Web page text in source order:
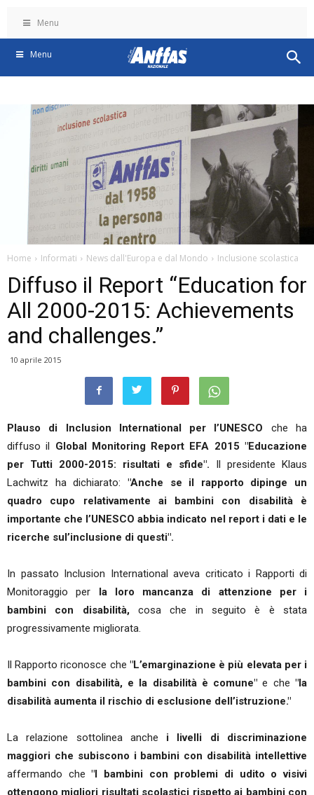
Menu
Menu
Home Informati News dall'Europa e dal Mondo Inclusione scolastica
Diffuso il Report “Education for
All 2000-2015: Achievements
and challenges.”
10 aprile 2015
Plauso di Inclusion International per l’UNESCO che ha
diffuso il Global Monitoring Report EFA 2015 "Educazione
per Tutti 2000-2015: risultati e sfide". Il presidente Klaus
Lachwitz ha dichiarato: "Anche se il rapporto dipinge un
quadro cupo relativamente ai bambini con disabilità è
importante che l’UNESCO abbia indicato nel report i dati e le
ricerche sul’inclusione di questi".
In passato Inclusion International aveva criticato i Rapporti di
Monitoraggio per la loro mancanza di attenzione per i
bambini con disabilità,cosa che in seguito è è stata
progressivamente migliorata.
Il Rapporto riconosce che "L’emarginazione è più elevata per i
bambini con disabilità, e la disabilità è comune" e che "la
disabilità aumenta il rischio di esclusione dell’istruzione."
La relazione sottolinea anche i livelli di discriminazione
maggiori che subiscono i bambini con disabilità intellettive
affermando che"I bambini con problemi di udito o visivi
ottengono migliori risultati scolastici rispetto ai bambini con